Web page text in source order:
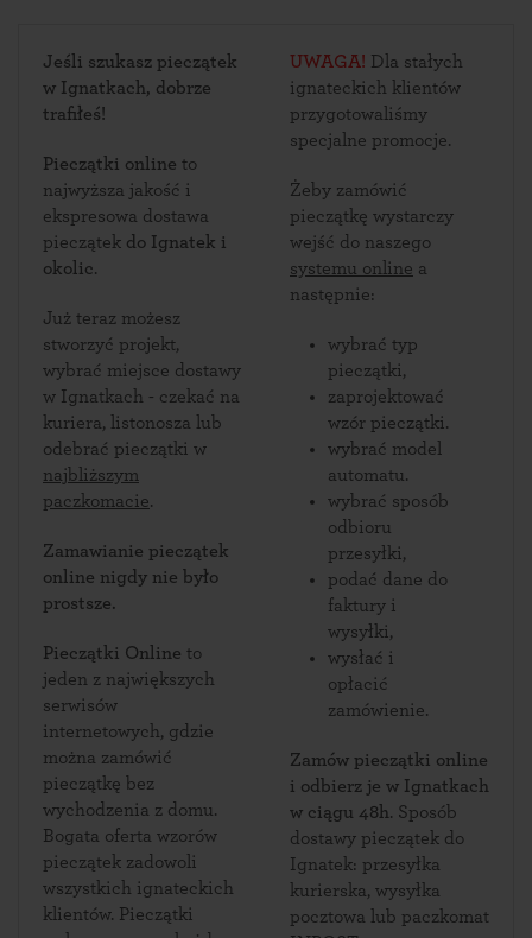
Jeśli szukasz pieczątek
w Ignatkach, dobrze
trafiłeś!
Pieczątki online to
najwyższa jakość i
ekspresowa dostawa
pieczątek do Ignatek i
okolic.
Już teraz możesz
stworzyć projekt,
wybrać miejsce dostawy
w Ignatkach - czekać na
kuriera, listonosza lub
odebrać pieczątki w
najbliższym
paczkomacie.
Zamawianie pieczątek
online nigdy nie było
prostsze.
Pieczątki Online to
jeden z największych
serwisów
internetowych, gdzie
można zamówić
pieczątkę bez
wychodzenia z domu.
Bogata oferta wzorów
pieczątek zadowoli
wszystkich ignateckich
klientów. Pieczątki
UWAGA! Dla stałych
ignateckich klientów
przygotowaliśmy
specjalne promocje.
Żeby zamówić
pieczątkę wystarczy
wejść do naszego
systemu online a
następnie:
wybrać typ
pieczątki,
zaprojektować
wzór pieczątki.
wybrać model
automatu.
wybrać sposób
odbioru
przesyłki,
podać dane do
faktury i
wysyłki,
wysłać i
opłacić
zamówienie.
Zamów pieczątki online
i odbierz je w Ignatkach
w ciągu 48h. Sposób
dostawy pieczątek do
Ignatek: przesyłka
kurierska, wysyłka
pocztowa lub paczkomat